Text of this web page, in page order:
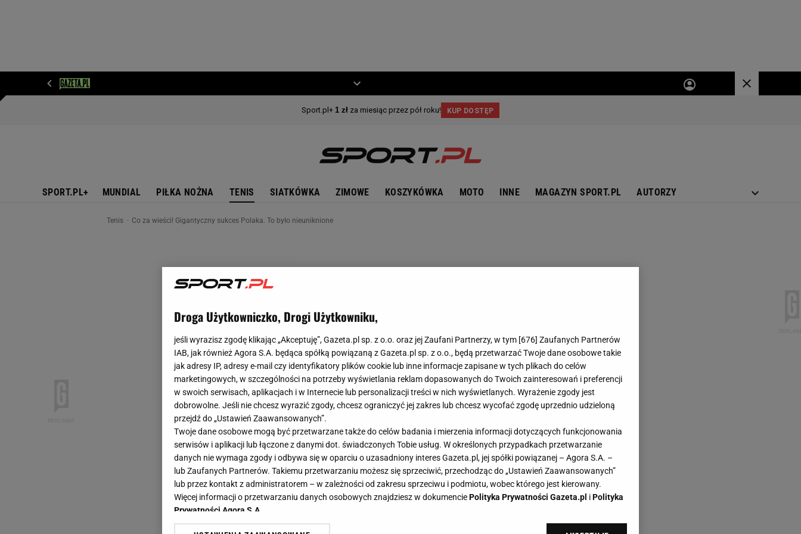
SPORT.PL+ MUNDIAL PIŁKA NOŻNA TENIS SIATKÓWKA ZIMOWE KOSZYKÓWKA MOTO INNE MAGAZYN SPORT.PL AUTORZY
Tenis Co za wieści! Gigantyczny sukces Polaka. To było nieuniknione
Droga Użytkowniczko, Drogi Użytkowniku,
jeśli wyrazisz zgodę klikając „Akceptuję”, Gazeta.pl sp. z o.o. oraz jej Zaufani Partnerzy, w tym [676] Zaufanych Partnerów
IAB, jak również Agora S.A. będąca spółką powiązaną z Gazeta.pl sp. z o.o., będą przetwarzać Twoje dane osobowe takie
jak adresy IP, adresy e-mail czy identyfikatory plików cookie lub inne informacje zapisane w tych plikach do celów
marketingowych, w szczególności na potrzeby wyświetlania reklam dopasowanych do Twoich zainteresowań i preferencji
w swoich serwisach, aplikacjach i w Internecie lub personalizacji treści w nich wyświetlanych. Wyrażenie zgody jest
dobrowolne. Jeśli nie chcesz wyrazić zgody, chcesz ograniczyć jej zakres lub chcesz wycofać zgodę uprzednio udzieloną
przejdź do „Ustawień Zaawansowanych”.
Twoje dane osobowe mogą być przetwarzane także do celów badania i mierzenia informacji dotyczących funkcjonowania
serwisów i aplikacji lub łączone z danymi dot. świadczonych Tobie usług. W określonych przypadkach przetwarzanie
danych nie wymaga zgody i odbywa się w oparciu o uzasadniony interes Gazeta.pl, jej spółki powiązanej – Agora S.A. –
lub Zaufanych Partnerów. Takiemu przetwarzaniu możesz się sprzeciwić, przechodząc do „Ustawień Zaawansowanych”
lub przez kontakt z administratorem – w zależności od zakresu sprzeciwu i podmiotu, wobec którego jest kierowany.
Więcej informacji o przetwarzaniu danych osobowych znajdziesz w dokumenciePolityka Prywatności Gazeta.pl iPolityka
Prywatności Agora S.A.